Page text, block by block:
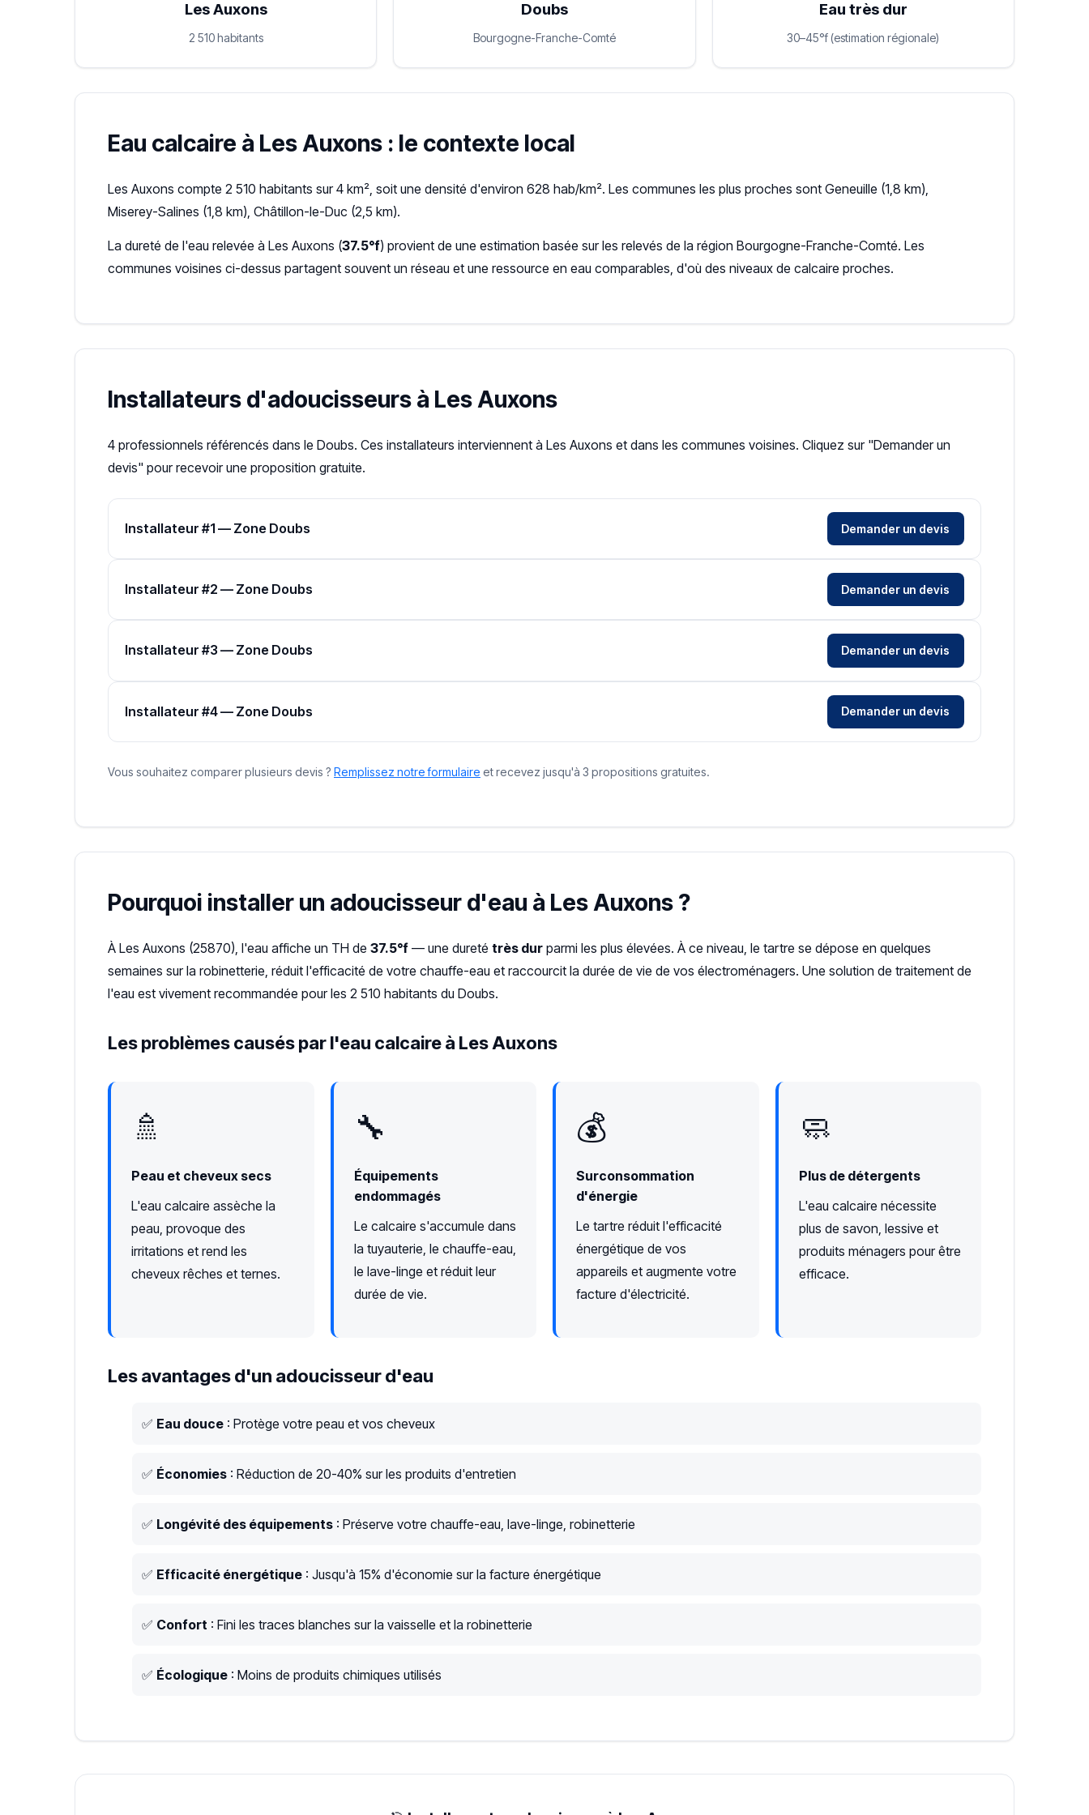
Les Auxons
2 510 habitants
Doubs
Bourgogne-Franche-Comté
Eau très dur
30–45°f (estimation régionale)
Eau calcaire à Les Auxons : le contexte local
Les Auxons compte 2 510 habitants sur 4 km², soit une densité d'environ 628 hab/km². Les communes les plus proches sont Geneuille (1,8 km),
Miserey-Salines (1,8 km), Châtillon-le-Duc (2,5 km).
La dureté de l'eau relevée à Les Auxons (37.5°f) provient de une estimation basée sur les relevés de la région Bourgogne-Franche-Comté. Les
communes voisines ci-dessus partagent souvent un réseau et une ressource en eau comparables, d'où des niveaux de calcaire proches.
Installateurs d'adoucisseurs à Les Auxons
4 professionnels référencés dans le Doubs. Ces installateurs interviennent à Les Auxons et dans les communes voisines. Cliquez sur "Demander un
devis" pour recevoir une proposition gratuite.
Installateur #1 — Zone Doubs Demander un devis
Installateur #2 — Zone Doubs Demander un devis
Installateur #3 — Zone Doubs Demander un devis
Installateur #4 — Zone Doubs Demander un devis
Vous souhaitez comparer plusieurs devis ? Remplissez notre formulaire et recevez jusqu'à 3 propositions gratuites.
Pourquoi installer un adoucisseur d'eau à Les Auxons ?
À Les Auxons (25870), l'eau affiche un TH de 37.5°f — une dureté très dur parmi les plus élevées. À ce niveau, le tartre se dépose en quelques
semaines sur la robinetterie, réduit l'efficacité de votre chauffe-eau et raccourcit la durée de vie de vos électroménagers. Une solution de traitement de
l'eau est vivement recommandée pour les 2 510 habitants du Doubs.
Les problèmes causés par l'eau calcaire à Les Auxons
🚿
Peau et cheveux secs
L'eau calcaire assèche la
peau, provoque des
irritations et rend les
cheveux rêches et ternes.
🔧
Équipements
endommagés
Le calcaire s'accumule dans
la tuyauterie, le chauffe-eau,
le lave-linge et réduit leur
durée de vie.
💰
Surconsommation
d'énergie
Le tartre réduit l'efficacité
énergétique de vos
appareils et augmente votre
facture d'électricité.
🧼
Plus de détergents
L'eau calcaire nécessite
plus de savon, lessive et
produits ménagers pour être
efficace.
Les avantages d'un adoucisseur d'eau
✅ Eau douce : Protège votre peau et vos cheveux
✅ Économies : Réduction de 20-40% sur les produits d'entretien
✅ Longévité des équipements : Préserve votre chauffe-eau, lave-linge, robinetterie
✅ Efficacité énergétique : Jusqu'à 15% d'économie sur la facture énergétique
✅ Confort : Fini les traces blanches sur la vaisselle et la robinetterie
✅ Écologique : Moins de produits chimiques utilisés